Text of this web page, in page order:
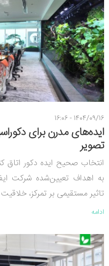
1404/09/16 - 16:06
ایده‌های مدرن برای
تصویر
انتخاب صحیح ایده دکور اتاق
به اهداف تعیین‌شده شرکت
تاثیر مستقیمی بر تمرکز،
ادامه